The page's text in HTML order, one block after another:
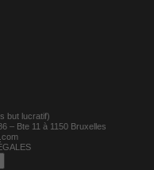
but lucratif)
– Bte 11 à 1150 Bruxelles